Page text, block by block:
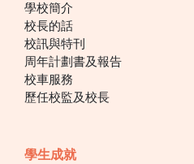
學校簡介
校長的話
校訊與特刊
周年計劃書及報告
校車服務
歷任校監及校長
學生成就